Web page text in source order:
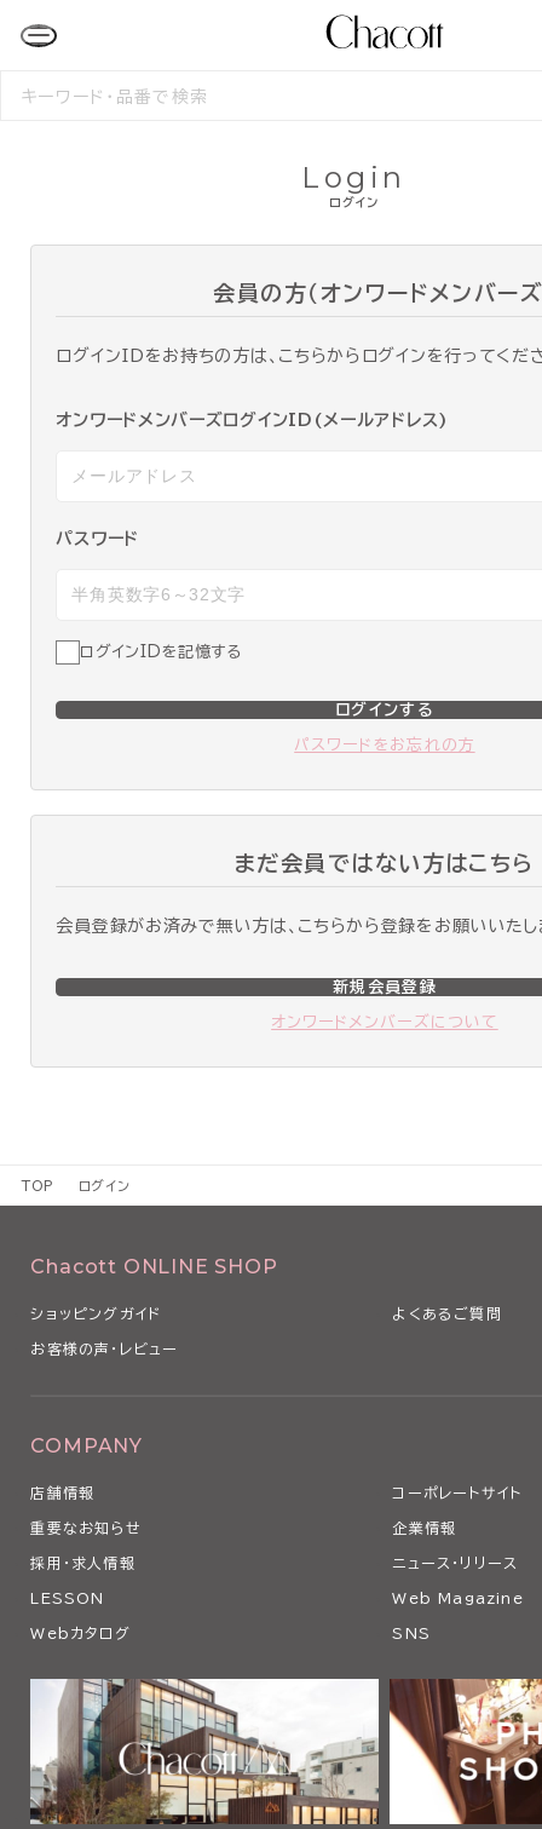
検
ログイン
Login
会員の方（オンワードメンバーズ
ログインIDをお持ちの方は、こちらからログインを行ってくだ
オンワードメンバーズログインID(メールアドレス)
パスワード
ログインIDを記憶する
ログインする
パスワードをお忘れの方
まだ会員ではない方はこちら
会員登録がお済みで無い方は、こちらから登録をお願いいたし
新規会員登録
オンワードメンバーズについて
TOP ログイン
Chacott ONLINE SHOP
ショッピングガイド よくあるご質問
お客様の声・レビュー
COMPANY
店舗情報 コーポレートサイト
重要なお知らせ 企業情報
採用・求人情報 ニュース・リリース
LESSON Web Magazine
Webカタログ SNS